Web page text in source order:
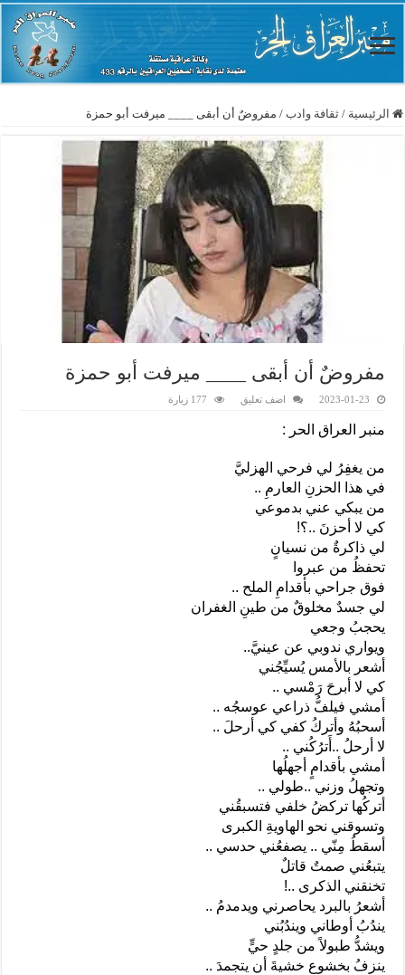
الرئيسية / ثقافة وادب / مفروضٌ أن أبقى ____ ميرفت أبو حمزة
مفروضٌ أن أبقى ____ ميرفت أبو حمزة
2023-01-23 اضف تعليق 177 زيارة
منبر العراق الحر :
من يغفِرُ لي فرحي الهزليَّ
في هذا الحزنِ العارمِ ..
من يبكي عني بدموعي
كي لا أحزنَ ..؟!
لي ذاكرةٌ من نسيانٍ
تحفظُ من عبروا
فوق جراحي بأقدامِ الملح ..
لي جسدٌ مخلوقٌ من طينِ الغفران
يحجبُ وجعي
ويواري ندوبي عن عينيَّ..
أشعر بالأمس يُسيِّجُني
كي لا أبرحَ رَمْسي ..
أمشي فيلفُّ ذراعي عوسجُه ..
أسحبُهُ وأتركُ كفي كي أرحلَ ..
لا أرحلُ ..أَترُكُني ..
أمشي بأقدامٍ أجهلُها
وتجهلُ وزني ..طولي ..
أتركُها تركضُ خلفي فتسبقُني
وتسوقني نحو الهاويةِ الكبرى
أسقطُ مِنّي .. يصفعُني حدسي ..
يتبعُني صمتٌ قاتلٌ
تخنقني الذكرى ..!
أشعرُ بالبرد يحاصرني ويدمدمُ ..
يندُبُ أوطاني ويندُبُني
ويشدُّ طبولاً من جلدٍ حيٍّ
ينزفُ بخشوعٍ خشيةَ أن يتجمدَ ..